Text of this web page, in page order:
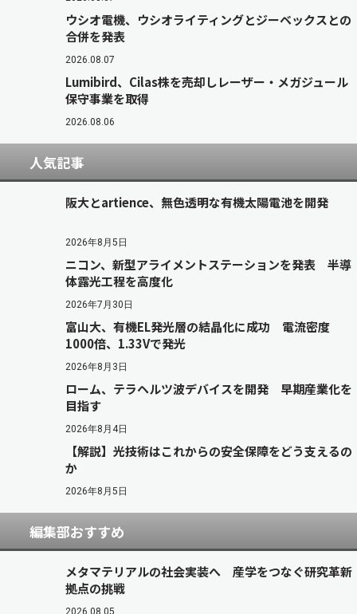
ウシオ電機、ウシオライティングとジーベックスとの
合併を発表
2026.08.07
Lumibird、Cilas株を売却しレーザー・メガジュール
保守事業を取得
2026.08.06
人気記事
阪大とartience、無色透明な有機太陽電池を開発
2026年8月5日
ニコン、新型アライメントステーションを発表 半導
体露光工程を高度化
2026年7月30日
富山大、有機EL発光層の結晶化に成功 電流密度
1000倍、1.33Vで発光
2026年8月3日
ローム、テラヘルツ波デバイスを開発 早期産業化を
目指す
2026年8月4日
【解説】光技術はこれからの安全保障をどう支えるの
か
2026年8月5日
編集部おすすめ
メタマテリアルの社会実装へ 産学をつなぐ研究革新
拠点の挑戦
2026.08.05